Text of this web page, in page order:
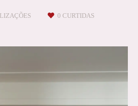
0 CURTIDAS